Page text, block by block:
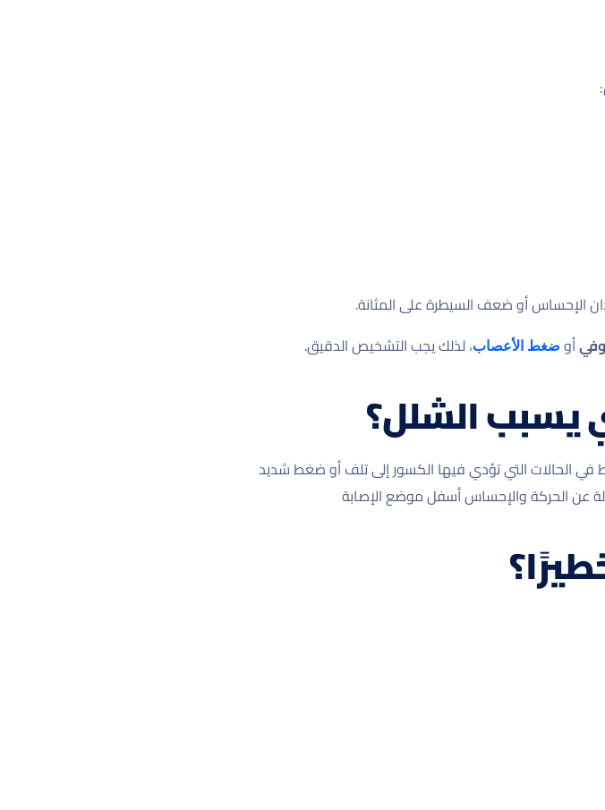
الإحساس أو ضعف السيطرة على المثانة.
أو ضغط الأعصاب، لذلك يجب التشخيص الدقيق.
يسبب الشلل؟
الحالات التي تؤدي فيها الكسور إلى تلف أو ضغط شديد
عن الحركة والإحساس أسفل موضع الإصابة